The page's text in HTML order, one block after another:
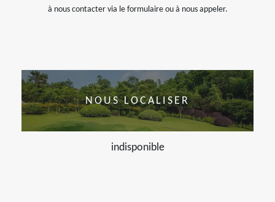
à nous contacter via le formulaire ou à nous appeler.
NOUS LOCALISER
indisponible